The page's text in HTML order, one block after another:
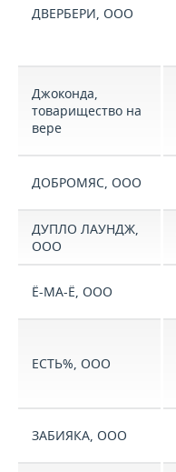
ДВЕРБЕРИ, ООО
Джоконда,
товарищество на
вере
ДОБРОМЯС, ООО
ДУПЛО ЛАУНДЖ,
ООО
Ё-МА-Ё, ООО
ЕСТЬ%, ООО
ЗАБИЯКА, ООО